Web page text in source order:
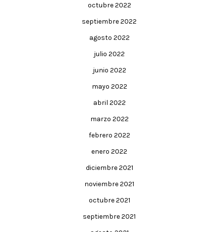
octubre 2022
septiembre 2022
agosto 2022
julio 2022
junio 2022
mayo 2022
abril 2022
marzo 2022
febrero 2022
enero 2022
diciembre 2021
noviembre 2021
octubre 2021
septiembre 2021